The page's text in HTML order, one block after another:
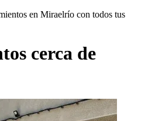
en Miraelrío con todos tus
cerca de